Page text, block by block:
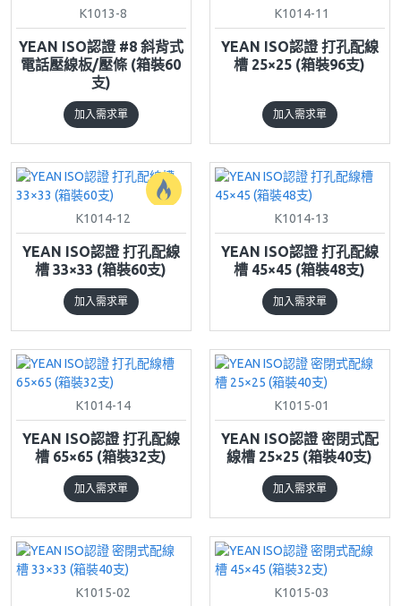
K1013-8
YEAN ISO認證 #8 斜背式
電話壓線板/壓條 (箱裝60
支)
加入需求單
K1014-11
YEAN ISO認證 打孔配線
槽 25×25 (箱裝96支)
加入需求單
K1014-12
YEAN ISO認證 打孔配線
槽 33×33 (箱裝60支)
加入需求單
K1014-13
YEAN ISO認證 打孔配線
槽 45×45 (箱裝48支)
加入需求單
K1014-14
YEAN ISO認證 打孔配線
槽 65×65 (箱裝32支)
加入需求單
K1015-01
YEAN ISO認證 密閉式配
線槽 25×25 (箱裝40支)
加入需求單
K1015-02 K1015-03